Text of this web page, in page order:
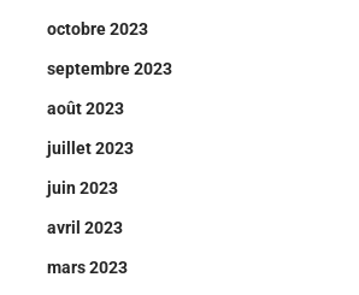
octobre 2023
septembre 2023
août 2023
juillet 2023
juin 2023
avril 2023
mars 2023